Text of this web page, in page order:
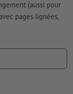
(aussi pour
pages lignées,